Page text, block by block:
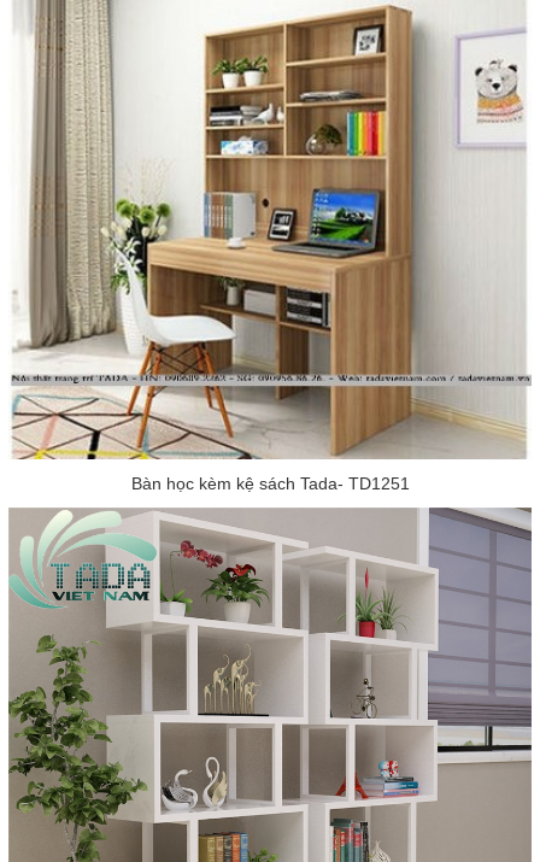
Bàn học kèm kệ sách Tada- TD1251